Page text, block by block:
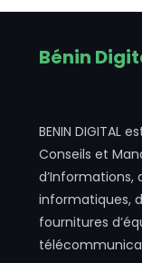
Bénin
BENIN DIGITAL
Conseils et
d’Informations,
informatiques,
fournitures